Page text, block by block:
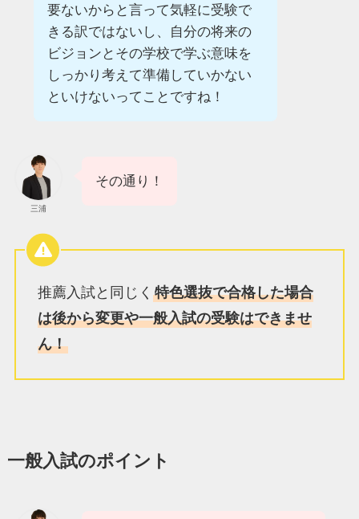
要ないからと言って気軽に受験で
きる訳ではないし、自分の将来の
ビジョンとその学校で学ぶ意味を
しっかり考えて準備していかない
といけないってことですね！
三浦
その通り！
推薦入試と同じく 特色選抜で合格した場合
は後から変更や一般入試の受験はできませ
ん！
一般入試のポイント